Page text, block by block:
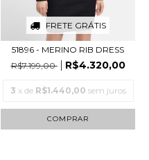
FRETE GRÁTIS
51896 - MERINO RIB DRESS
R$7.199,00
R$4.320,00
3 x de R$1.440,00 sem juros
COMPRAR